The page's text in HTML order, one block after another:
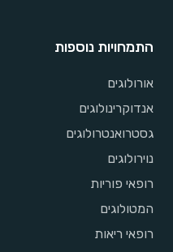
התמחויות נוספות
אורולוגים
אנדוקרינולוגים
גסטרואנטרולוגים
נוירולוגים
רופאי פוריות
המטולוגים
רופאי ריאות